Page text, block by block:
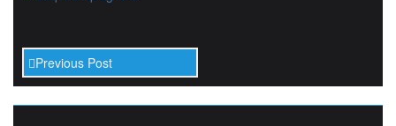
Previous Post